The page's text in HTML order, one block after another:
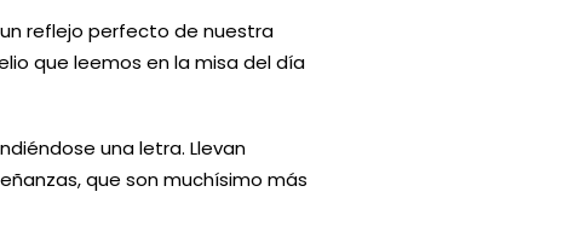
reflejo perfecto de nuestra
que leemos en la misa del día
una letra. Llevan
que son muchísimo más